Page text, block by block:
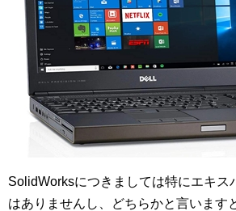
SolidWorksにつきましては特にエキス
はありませんし、どちらかと言います